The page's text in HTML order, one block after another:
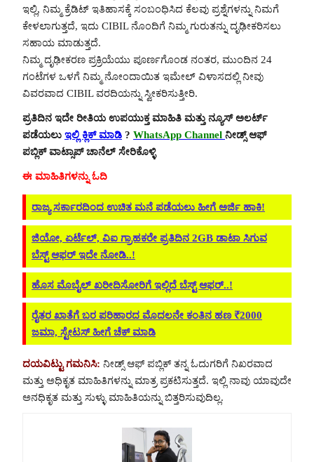
ಇಲ್ಲಿ, ನಿಮ್ಮ ಕ್ರೆಡಿಟ್ ಇತಿಹಾಸಕ್ಕೆ ಸಂಬಂಧಿಸಿದ ಕೆಲವು ಪ್ರಶ್ನೆಗಳನ್ನು ನಿಮಗೆ
ಕೇಳಲಾಗುತ್ತದೆ, ಇದು CIBIL ನೊಂದಿಗೆ ನಿಮ್ಮ ಗುರುತನ್ನು ದೃಢೀಕರಿಸಲು
ಸಹಾಯ ಮಾಡುತ್ತದೆ.
ನಿಮ್ಮ ದೃಢೀಕರಣ ಪ್ರಕ್ರಿಯೆಯು ಪೂರ್ಣಗೊಂಡ ನಂತರ, ಮುಂದಿನ 24
ಗಂಟೆಗಳ ಒಳಗೆ ನಿಮ್ಮ ನೋಂದಾಯಿತ ಇಮೇಲ್ ವಿಳಾಸದಲ್ಲಿ ನೀವು
ವಿವರವಾದ CIBIL ವರದಿಯನ್ನು ಸ್ವೀಕರಿಸುತ್ತೀರಿ.
ಪ್ರತಿದಿನ ಇದೇ ರೀತಿಯ ಉಪಯುಕ್ತ ಮಾಹಿತಿ ಮತ್ತು ನ್ಯೂಸ್ ಅಲರ್ಟ್
ಪಡೆಯಲು ಇಲ್ಲಿ ಕ್ಲಿಕ್ ಮಾಡಿ ? WhatsApp Channel ನೀಡ್ಸ್ ಆಫ್
ಪಬ್ಲಿಕ್ ವಾಟ್ಸಾಪ್ ಚಾನೆಲ್ ಸೇರಿಕೊಳ್ಳಿ
ಈ ಮಾಹಿತಿಗಳನ್ನು ಓದಿ
ರಾಜ್ಯ ಸರ್ಕಾರದಿಂದ ಉಚಿತ ಮನೆ ಪಡೆಯಲು ಹೀಗೆ ಅರ್ಜಿ ಹಾಕಿ!
ಜಿಯೋ, ಏರ್ಟೆಲ್, ವಿಐ ಗ್ರಾಹಕರೇ ಪ್ರತಿದಿನ 2GB ಡಾಟಾ ಸಿಗುವ
ಬೆಸ್ಟ್ ಆಫರ್ ಇದೇ ನೋಡಿ..!
ಹೊಸ ಮೊಬೈಲ್ ಖರೀದಿಸೋರಿಗೆ ಇಲ್ಲಿದೆ ಬೆಸ್ಟ್ ಆಫರ್..!
ರೈತರ ಖಾತೆಗೆ ಬರ ಪರಿಹಾರದ ಮೊದಲನೇ ಕಂತಿನ ಹಣ ₹2000
ಜಮಾ, ಸ್ಟೇಟಸ್ ಹೀಗೆ ಚೆಕ್ ಮಾಡಿ
ದಯವಿಟ್ಟು ಗಮನಿಸಿ: ನೀಡ್ಸ್ ಆಫ್ ಪಬ್ಲಿಕ್ ತನ್ನ ಓದುಗರಿಗೆ ನಿಖರವಾದ
ಮತ್ತು ಅಧಿಕೃತ ಮಾಹಿತಿಗಳನ್ನು ಮಾತ್ರ ಪ್ರಕಟಿಸುತ್ತದೆ. ಇಲ್ಲಿ ನಾವು ಯಾವುದೇ
ಅನಧಿಕೃತ ಮತ್ತು ಸುಳ್ಳು ಮಾಹಿತಿಯನ್ನು ಬಿತ್ತರಿಸುವುದಿಲ್ಲ.